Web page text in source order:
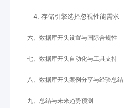
4. 存储引擎选择忽视性能需求
六、数据库开头设置与国际合规性
七、数据库开头自动化与工具支持
八、数据库开头案例分享与经验总结
九、总结与未来趋势预测